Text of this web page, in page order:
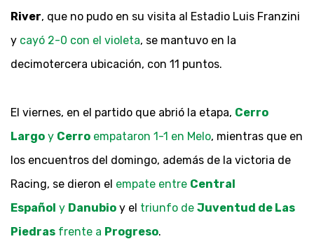
River, que no pudo en su visita al Estadio Luis Franzini
y cayó 2-0 con el violeta, se mantuvo en la
decimotercera ubicación, con 11 puntos.
El viernes, en el partido que abrió la etapa, Cerro
Largo y Cerro empataron 1-1 en Melo, mientras que en
los encuentros del domingo, además de la victoria de
Racing, se dieron el empate entre Central
Español y Danubio y el triunfo de Juventud de Las
Piedras frente a Progreso.